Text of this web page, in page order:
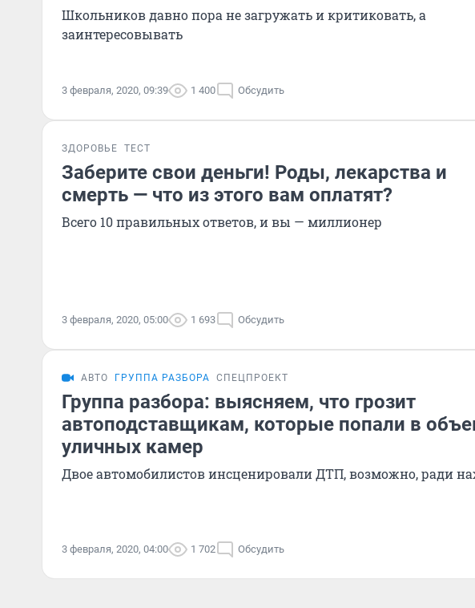
Школьников давно пора не загружать и критиковать, а
заинтересовывать
3 февраля, 2020, 09:39 1 400 Обсудить
ЗДОРОВЬЕ ТЕСТ
Заберите свои деньги! Роды, лекарства и
смерть — что из этого вам оплатят?
Всего 10 правильных ответов, и вы — миллионер
3 февраля, 2020, 05:00 1 693 Обсудить
АВТО ГРУППА РАЗБОРА СПЕЦПРОЕКТ
Группа разбора: выясняем, что грозит
автоподставщикам, которые попали в
уличных камер
Двое автомобилистов инсценировали ДТП, возможно, ради
3 февраля, 2020, 04:00 1 702 Обсудить